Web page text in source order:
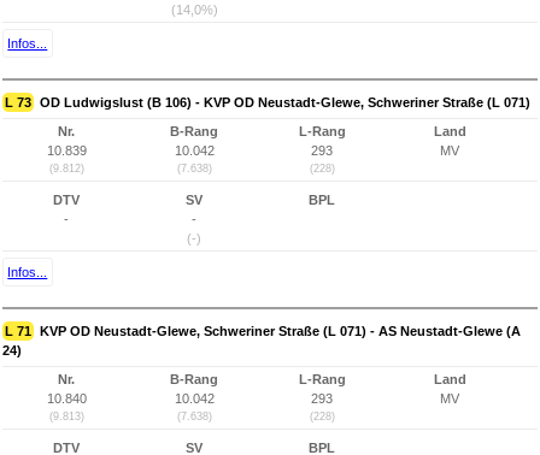
(14,0%)
Infos...
L 73 OD Ludwigslust (B 106) - KVP OD Neustadt-Glewe, Schweriner Straße (L 071)
Nr.
10.839
(9.812)
B-Rang
10.042
(7.638)
L-Rang
293
(228)
Land
MV
DTV
-
SV
-
(-)
BPL
Infos...
L 71 KVP OD Neustadt-Glewe, Schweriner Straße (L 071) - AS Neustadt-Glewe (A
24)
Nr.
10.840
(9.813)
B-Rang
10.042
(7.638)
L-Rang
293
(228)
Land
MV
DTV
SV
BPL